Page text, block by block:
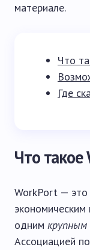
материале.
Что
Где
Что
WorkPort — это
одним крупным
Ассоциацией